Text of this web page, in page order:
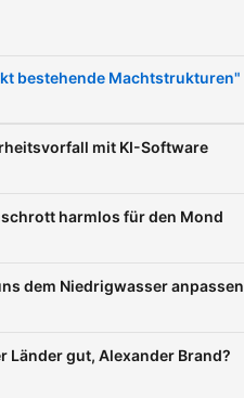
bestehende Machtstrukturen"
mit KI-Software
harmlos für den Mond
dem Niedrigwasser anpassen
Länder gut, Alexander Brand?